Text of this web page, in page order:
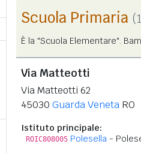
Scuola Primaria
È la "Scuola Elementare".
Via Matteotti
Via Matteotti 62
45030 Guarda Veneta RO
Istituto principale:
ROIC808005 Polesella -